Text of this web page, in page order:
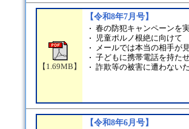
【1.69MB】
【令和8年7月号】
春の防犯キャンペーンを
児童ポルノ根絶に向けて
メールでは本当の相手が
子どもに携帯電話を持た
詐欺等の被害に遭わない
【令和8年6月号】